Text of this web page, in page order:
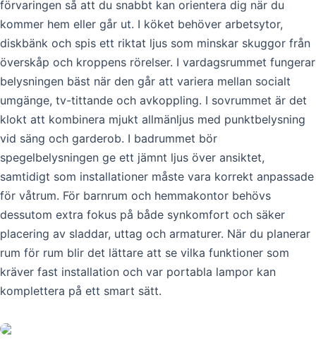
förvaringen så att du snabbt kan orientera dig när du
kommer hem eller går ut. I köket behöver arbetsytor,
diskbänk och spis ett riktat ljus som minskar skuggor från
överskåp och kroppens rörelser. I vardagsrummet fungerar
belysningen bäst när den går att variera mellan socialt
umgänge, tv-tittande och avkoppling. I sovrummet är det
klokt att kombinera mjukt allmänljus med punktbelysning
vid säng och garderob. I badrummet bör
spegelbelysningen ge ett jämnt ljus över ansiktet,
samtidigt som installationer måste vara korrekt anpassade
för våtrum. För barnrum och hemmakontor behövs
dessutom extra fokus på både synkomfort och säker
placering av sladdar, uttag och armaturer. När du planerar
rum för rum blir det lättare att se vilka funktioner som
kräver fast installation och var portabla lampor kan
komplettera på ett smart sätt.